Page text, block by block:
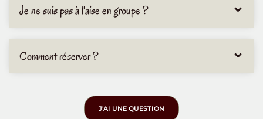
Je ne suis pas à l'aise en groupe ?
Comment réserver ?
J'AI UNE QUESTION